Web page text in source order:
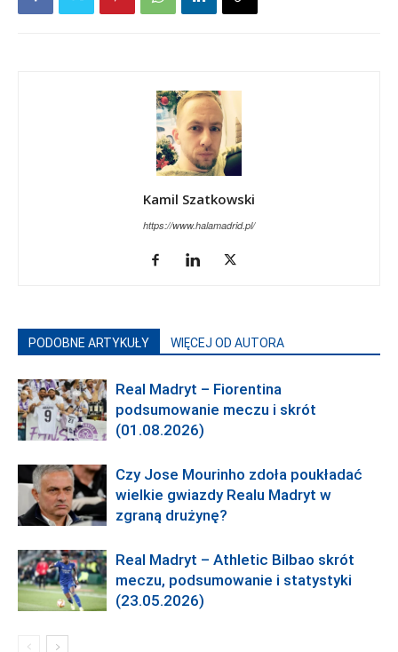
Kamil Szatkowski
https://www.halamadrid.pl/
PODOBNE ARTYKUŁY WIĘCEJ OD AUTORA
Real Madryt – Fiorentina
podsumowanie meczu i skrót
(01.08.2026)
Czy Jose Mourinho zdoła poukładać
wielkie gwiazdy Realu Madryt w
zgraną drużynę?
Real Madryt – Athletic Bilbao skrót
meczu, podsumowanie i statystyki
(23.05.2026)